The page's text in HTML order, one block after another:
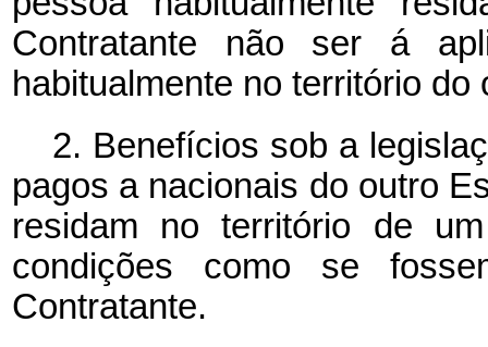
Contratante não ser á
habitualmente no território
2. Benefícios sob a
pagos a nacionais do outro
residam no território de
condições como se
Contratante.